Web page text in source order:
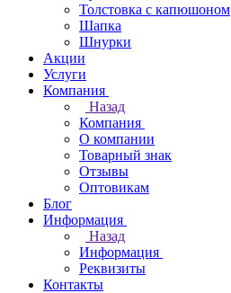
Толстовка с капюшоном
Шапка
Шнурки
Акции
Услуги
Компания
Назад
Компания
О компании
Товарный знак
Отзывы
Оптовикам
Блог
Информация
Назад
Информация
Реквизиты
Контакты